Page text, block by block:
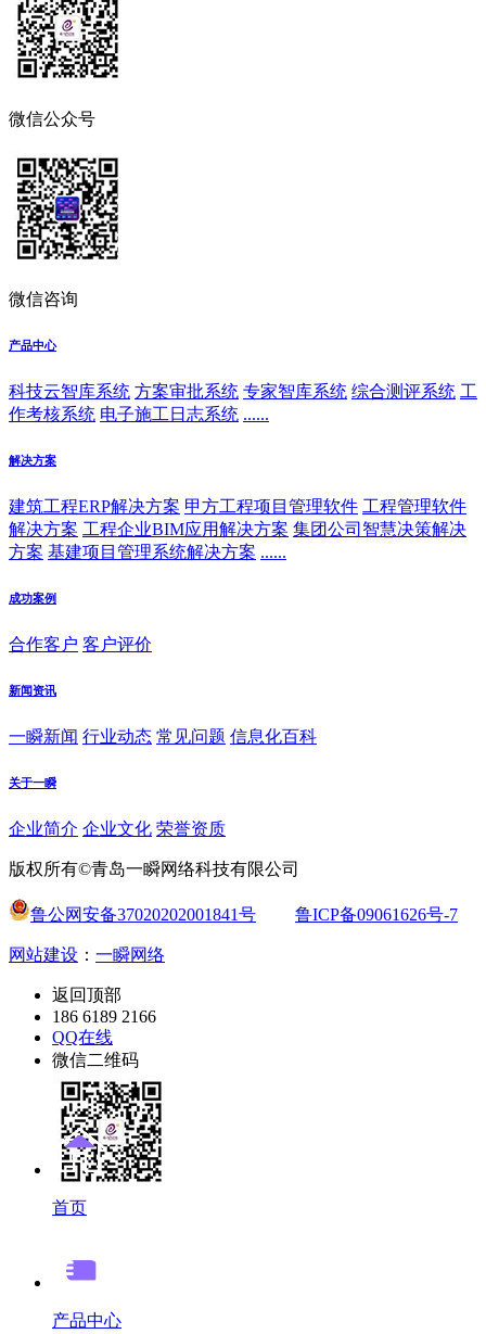
微信公众号
微信咨询
产品中心
科技云智库系统 方案审批系统 专家智库系统 综合测评系统 工
作考核系统 电子施工日志系统 ......
解决方案
建筑工程ERP解决方案 甲方工程项目管理软件 工程管理软件
解决方案 工程企业BIM应用解决方案 集团公司智慧决策解决
方案 基建项目管理系统解决方案 ......
成功案例
合作客户 客户评价
新闻资讯
一瞬新闻 行业动态 常见问题 信息化百科
关于一瞬
企业简介 企业文化 荣誉资质
版权所有©青岛一瞬网络科技有限公司
鲁公网安备37020202001841号 鲁ICP备09061626号-7
网站建设 ： 一瞬网络
返回顶部
186 6189 2166
QQ在线
微信二维码
首页
产品中心